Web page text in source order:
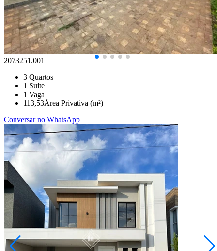
Estrela
R$ 750.000,00
Sobrado à Venda na Vila Estrela
Ponta Grossa/PR
2073251.001
3 Quartos
1 Suíte
1 Vaga
113,53Área Privativa (m²)
Conversar no WhatsApp
Cará-cará